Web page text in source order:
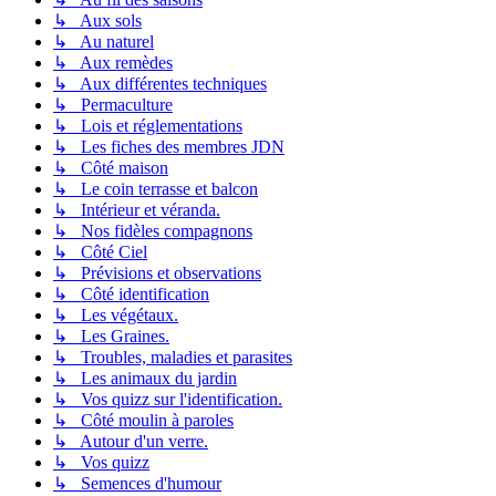
↳ Aux sols
↳ Au naturel
↳ Aux remèdes
↳ Aux différentes techniques
↳ Permaculture
↳ Lois et réglementations
↳ Les fiches des membres JDN
↳ Côté maison
↳ Le coin terrasse et balcon
↳ Intérieur et véranda.
↳ Nos fidèles compagnons
↳ Côté Ciel
↳ Prévisions et observations
↳ Côté identification
↳ Les végétaux.
↳ Les Graines.
↳ Troubles, maladies et parasites
↳ Les animaux du jardin
↳ Vos quizz sur l'identification.
↳ Côté moulin à paroles
↳ Autour d'un verre.
↳ Vos quizz
↳ Semences d'humour